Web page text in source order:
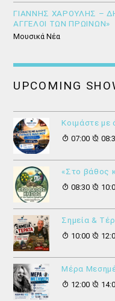
ΓΙΑΝΝΗΣ ΧΑΡΟΥΛΗΣ –
ΑΓΓΕΛΟΙ ΤΩΝ ΠΡΩΙΝΩΝ»
Μουσικά Νέα
UPCOMING
Κοιμάστε με
07:00
«Στο βάθος
08:30
Σημεία &
10:00
Μέρα
12:00